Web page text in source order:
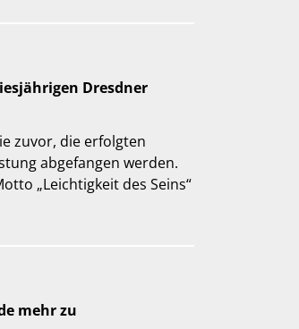
Dresdner
zuvor, die erfolgten
abgefangen werden.
„Leichtigkeit des Seins“
mehr zu